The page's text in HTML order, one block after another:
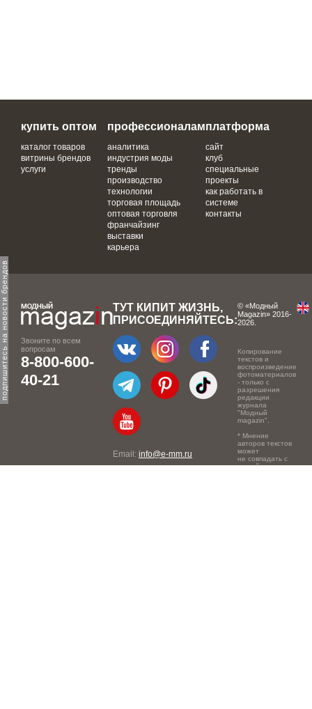
подпишитесь на новости брендов
купить оптом
каталог товаров
витрины брендов
услуги
профессионалам
аналитика
индустрия моды
тренды
производство
технологии
торговая площадь
оптовая торговля
франчайзинг
выставки
карьера
платформа
сайт
клуб
специальные
проекты
как работать в
системе
контакты
Звоните по всем
вопросам
8-800-600-
40-21
ТУТ КИПИТ ЖИЗНЬ,
ПРИСОЕДИНЯЙТЕСЬ:
Email: info@e-mm.ru
© «Модный
Magazin» 2016-
2026.
Копирование
текстов и
воспроизведение
фотоматериалов
- только с
разрешения
редакции
журнала
"Модный
magazin".
* Мнение
авторов текстов
может
не совпадать с
точкой зрения